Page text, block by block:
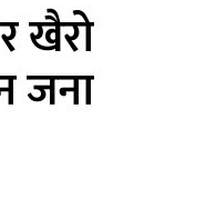
खैरो
जना